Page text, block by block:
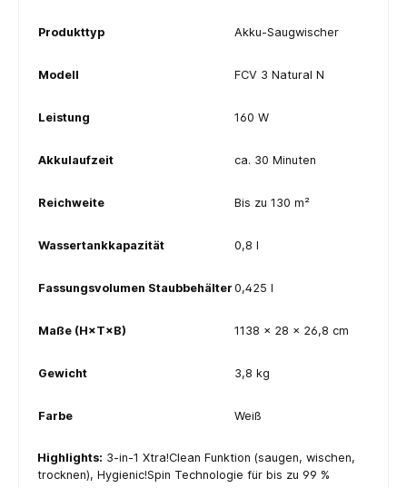
Produkttyp Akku-Saugwischer
Modell FCV 3 Natural N
Leistung 160 W
Akkulaufzeit ca. 30 Minuten
Reichweite Bis zu 130 m²
Wassertankkapazität 0,8 l
Fassungsvolumen Staubbehälter 0,425 l
Maße (H×T×B) 1138 × 28 × 26,8 cm
Gewicht 3,8 kg
Farbe Weiß
Highlights: 3-in-1 Xtra!Clean Funktion (saugen, wischen,
trocknen), Hygienic!Spin Technologie für bis zu 99 %